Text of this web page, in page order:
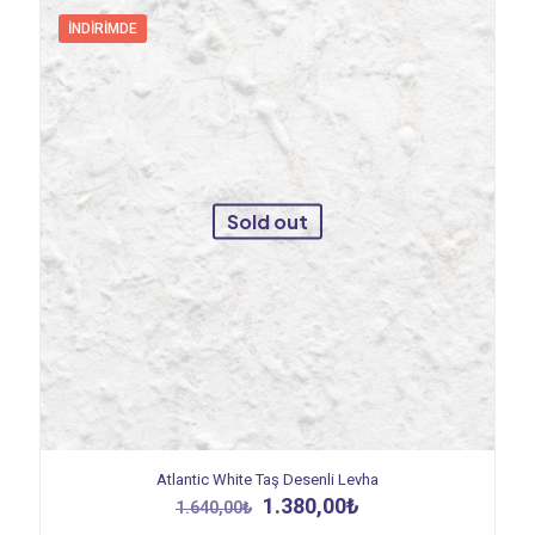
İNDIRIMDE
Sold out
Atlantic White Taş Desenli Levha
1.640,00₺ Orijinal
1.380,00₺